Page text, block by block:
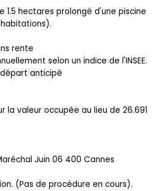
hectares prolongé d'une piscine
rente
selon un indice de l'INSEE.
anticipé
la valeur occupée au lieu de 26.691
Juin 06 400 Cannes
(Pas de procédure en cours).